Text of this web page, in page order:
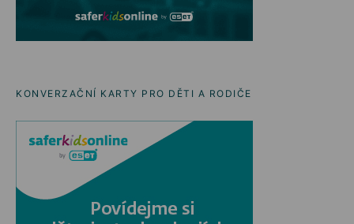
KONVERZAČNÍ KARTY PRO DĚTI A RODIČE